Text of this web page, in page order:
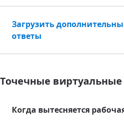
Загрузить
ответы
Точечные
Когда вытесняется